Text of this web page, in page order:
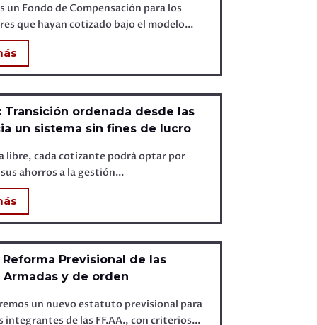
un Fondo de Compensación para los
que hayan cotizado bajo el modelo...
Transición ordenada desde las
un sistema sin fines de lucro
libre, cada cotizante podrá optar por
ahorros a la gestión...
Reforma Previsional de las
Armadas y de orden
un nuevo estatuto previsional para
integrantes de las FF.AA., con criterios...